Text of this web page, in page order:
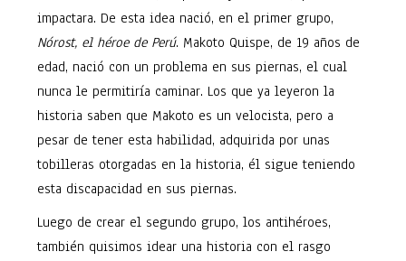
impactara. De esta idea nació, en el primer grupo,
Nórost, el héroe de Perú. Makoto Quispe, de 19 años de
edad, nació con un problema en sus piernas, el cual
nunca le permitiría caminar. Los que ya leyeron la
historia saben que Makoto es un velocista, pero a
pesar de tener esta habilidad, adquirida por unas
tobilleras otorgadas en la historia, él sigue teniendo
esta discapacidad en sus piernas.
Luego de crear el segundo grupo, los antihéroes,
también quisimos idear una historia con el rasgo